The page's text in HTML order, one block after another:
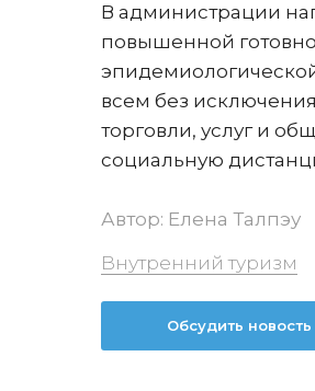
В администрации
повышенной
всем без
торговли, услуг и
социальную
Автор: Елена Талпэу
Внутренний туризм
Обсудить новость